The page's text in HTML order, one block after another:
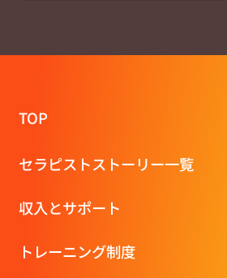
TOP
セラピストストーリー一覧
収⼊とサポート
トレーニング制度